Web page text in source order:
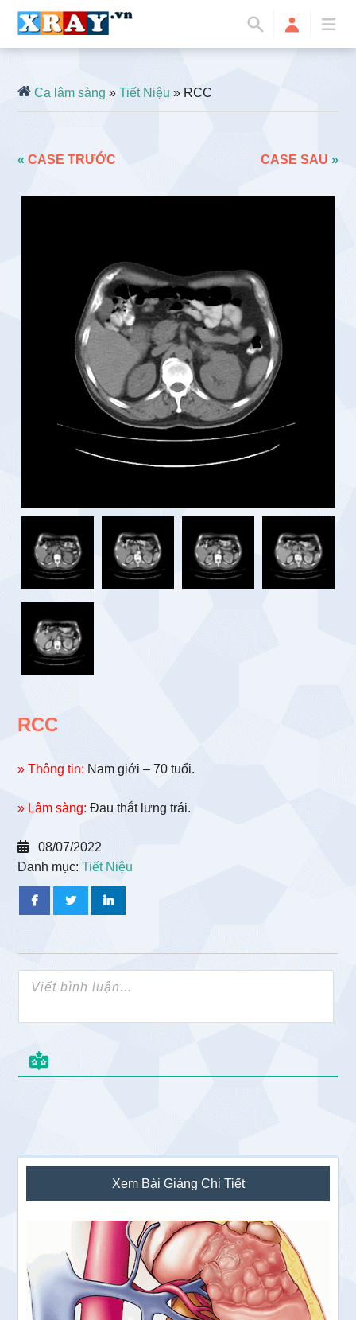
Ca lâm sàng »Tiết Niệu » RCC
«CASE TRƯỚC CASE SAU »
RCC
» Thông tin: Nam giới – 70 tuổi.
» Lâm sàng: Đau thắt lưng trái.
08/07/2022
Danh mục:Tiết Niệu
Sidebar
chính
Xem Bài Giảng Chi Tiết